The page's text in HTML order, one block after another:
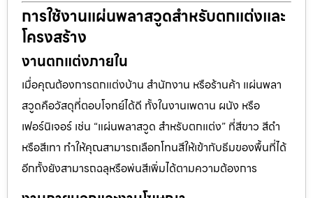
การใช้งานแผ่นพลาสวูดสำหรับตกแต่งและ
โครงสร้าง
งานตกแต่งภายใน
เมื่อคุณต้องการตกแต่งบ้าน สำนักงาน หรือร้านค้า แผ่นพลา
สวูดคือวัสดุที่ตอบโจทย์ได้ดี ทั้งในงานเพดาน ผนัง หรือ
เฟอร์นิเจอร์ เช่น “แผ่นพลาสวูด สำหรับตกแต่ง” ที่สีขาว สีดำ
หรือสีเทา ทำให้คุณสามารถเลือกโทนสีให้เข้ากับธีมของพื้นที่ได้
อีกทั้งยังสามารถฉลุหรือพ่นสีเพิ่มได้ตามความต้องการ